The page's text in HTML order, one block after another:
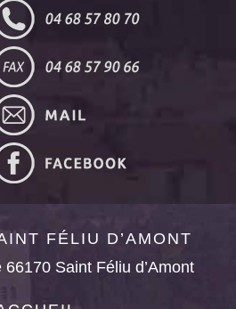
FÉLIU D’AMONT
Saint Féliu d’Amont